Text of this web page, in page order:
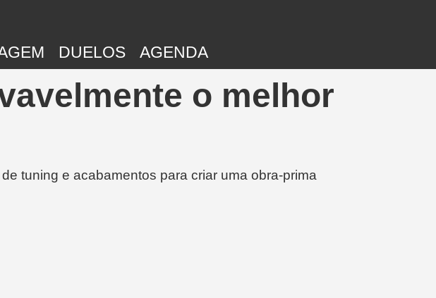
DUELOS AGENDA
o melhor
tuning e acabamentos para criar uma obra-prima